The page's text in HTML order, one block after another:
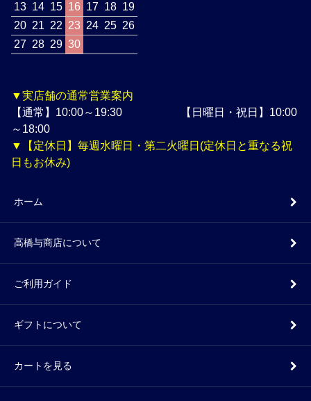
13 14 15 16 17 18 19
20 21 22 23 24 25 26
27 28 29 30
▼実店舗の通常営業案内
【通常】10:00～19:30 【日曜日・祝日】10:00
～18:00
▼【定休日】毎週水曜日・第二火曜日(定休日と重なる祝
日もお休み)
ホーム
高橋与商店について
ご利用ガイド
ギフトについて
カートを見る